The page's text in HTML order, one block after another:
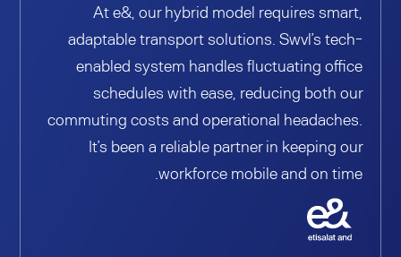
At e&, our hybrid model requires smart,
adaptable transport solutions. Swvl’s tech-
enabled system handles fluctuating office
schedules with ease, reducing both our
commuting costs and operational headaches.
It’s been a reliable partner in keeping our
workforce mobile and on time.